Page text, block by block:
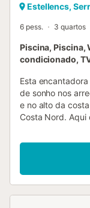
Estellencs,
6 pess. 3 quartos
Piscina, Piscina,
condicionado,
Esta
de sonho nos
e no alto da
Costa Nord. Aqui
estrada
certamente o
centenárias, é
terraço. WC de